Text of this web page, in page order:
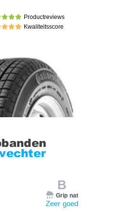
Productreviews
Kwaliteitsscore
B
Grip nat
Zeer goed